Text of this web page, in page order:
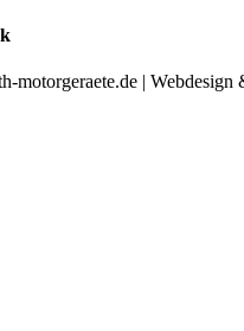
motorgeraete.de | Webdesign